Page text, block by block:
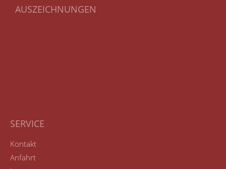
AUSZEICHNUNGEN
SERVICE
Kontakt
Anfahrt